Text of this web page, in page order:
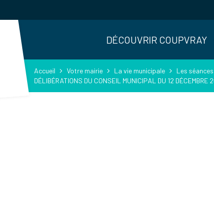
DÉCOUVRIR COUPVRAY
Accueil Votre mairie La vie municipale Les
DÉLIBÉRATIONS DU CONSEIL MUNICIPAL DU 12 DÉCEMBRE